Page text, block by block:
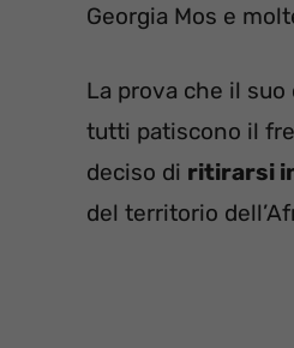
Georgia Mos e
La prova che il
tutti patiscono il
deciso di ritirarsi
del territorio